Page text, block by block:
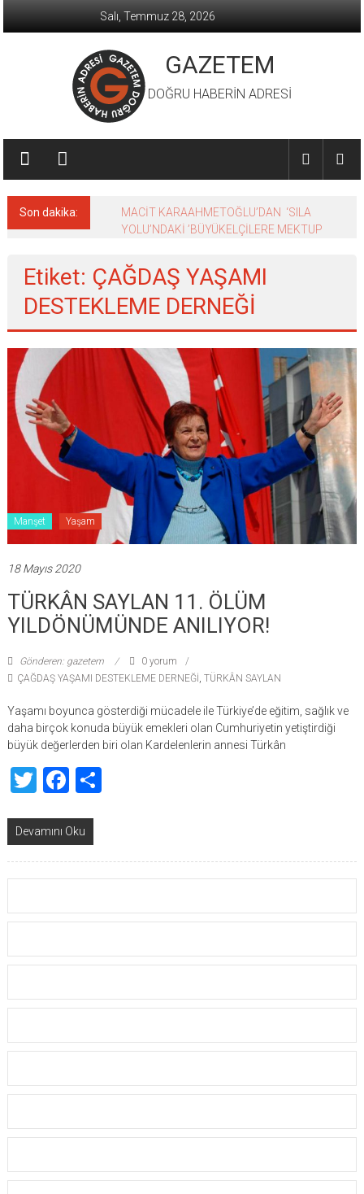
Salı, Temmuz 28, 2026
GAZETEM
DOĞRU HABERİN ADRESİ
Son dakika:
MACİT KARAAHMETOĞLU’DAN ‘SILA
YOLU’NDAKİ ’BÜYÜKELÇİLERE MEKTUP
Etiket: ÇAĞDAŞ YAŞAMI
DESTEKLEME DERNEĞİ
Manşet Yaşam
18 Mayıs 2020
TÜRKÂN SAYLAN 11. ÖLÜM
YILDÖNÜMÜNDE ANILIYOR!
Gönderen: gazetem
0 yorum
ÇAĞDAŞ YAŞAMI DESTEKLEME DERNEĞİ, TÜRKÂN SAYLAN
Yaşamı boyunca gösterdiği mücadele ile Türkiye’de eğitim, sağlık ve
daha birçok konuda büyük emekleri olan Cumhuriyetin yetiştirdiği
büyük değerlerden biri olan Kardelenlerin annesi Türkân
TwitterFacebook
Share
Devamını Oku